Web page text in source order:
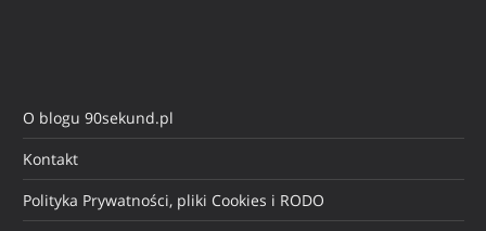
O blogu 90sekund.pl
Kontakt
Polityka Prywatności, pliki Cookies i RODO